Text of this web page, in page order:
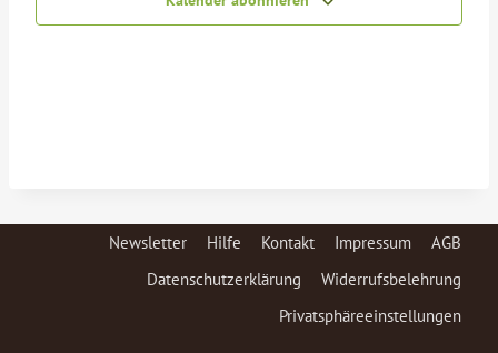
Newsletter Hilfe Kontakt Impressum
AGB
Datenschutzerklärung
Widerrufsbelehrung
Privatsphäreeinstellungen